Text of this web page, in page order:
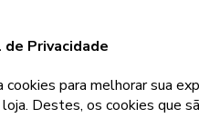
Privacidade
cookies para melhorar sua
Destes, os cookies que